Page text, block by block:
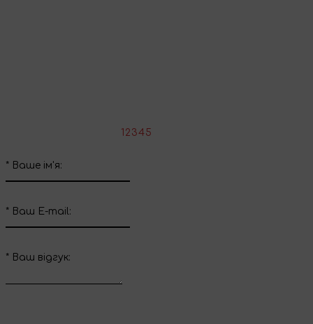
1 2 34 5
* Ваше ім'я:
* Ваш E-mail:
* Ваш вiдгук: